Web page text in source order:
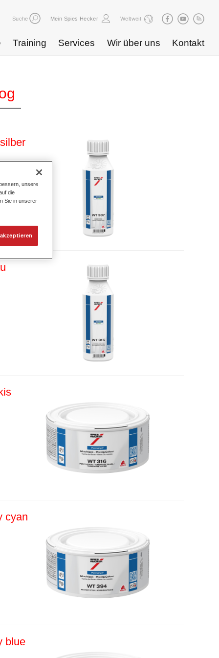
Suche Mein Spies Hecker Weltweit
Training Services Wir über uns Kontakt
cyan
blue
unsere
die
Sie in unserer